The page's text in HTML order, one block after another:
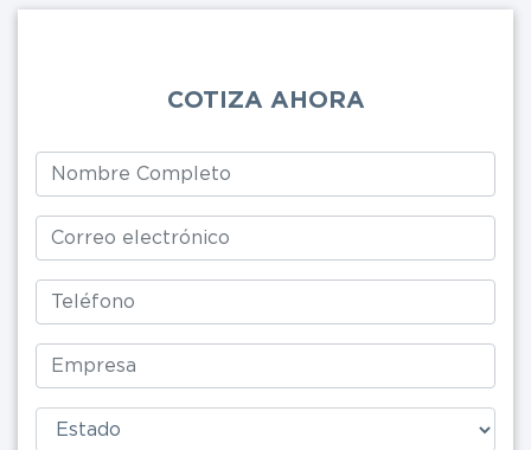
COTIZA AHORA